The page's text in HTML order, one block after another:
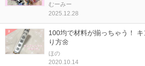
むーみー
2025.12.28
100均で材料が揃っちゃう！
り方🌼
ほの
2020.10.14